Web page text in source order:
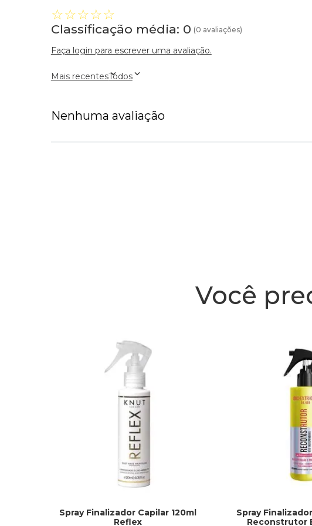
☆☆☆☆☆
Classificação média: 0 (0 avaliações)
Faça login para escrever uma avaliação.
Mais recentesTodos
Nenhuma avaliação
Você
Spray Finalizador Capilar 120ml
Reflex
Spray
Reconstrutor